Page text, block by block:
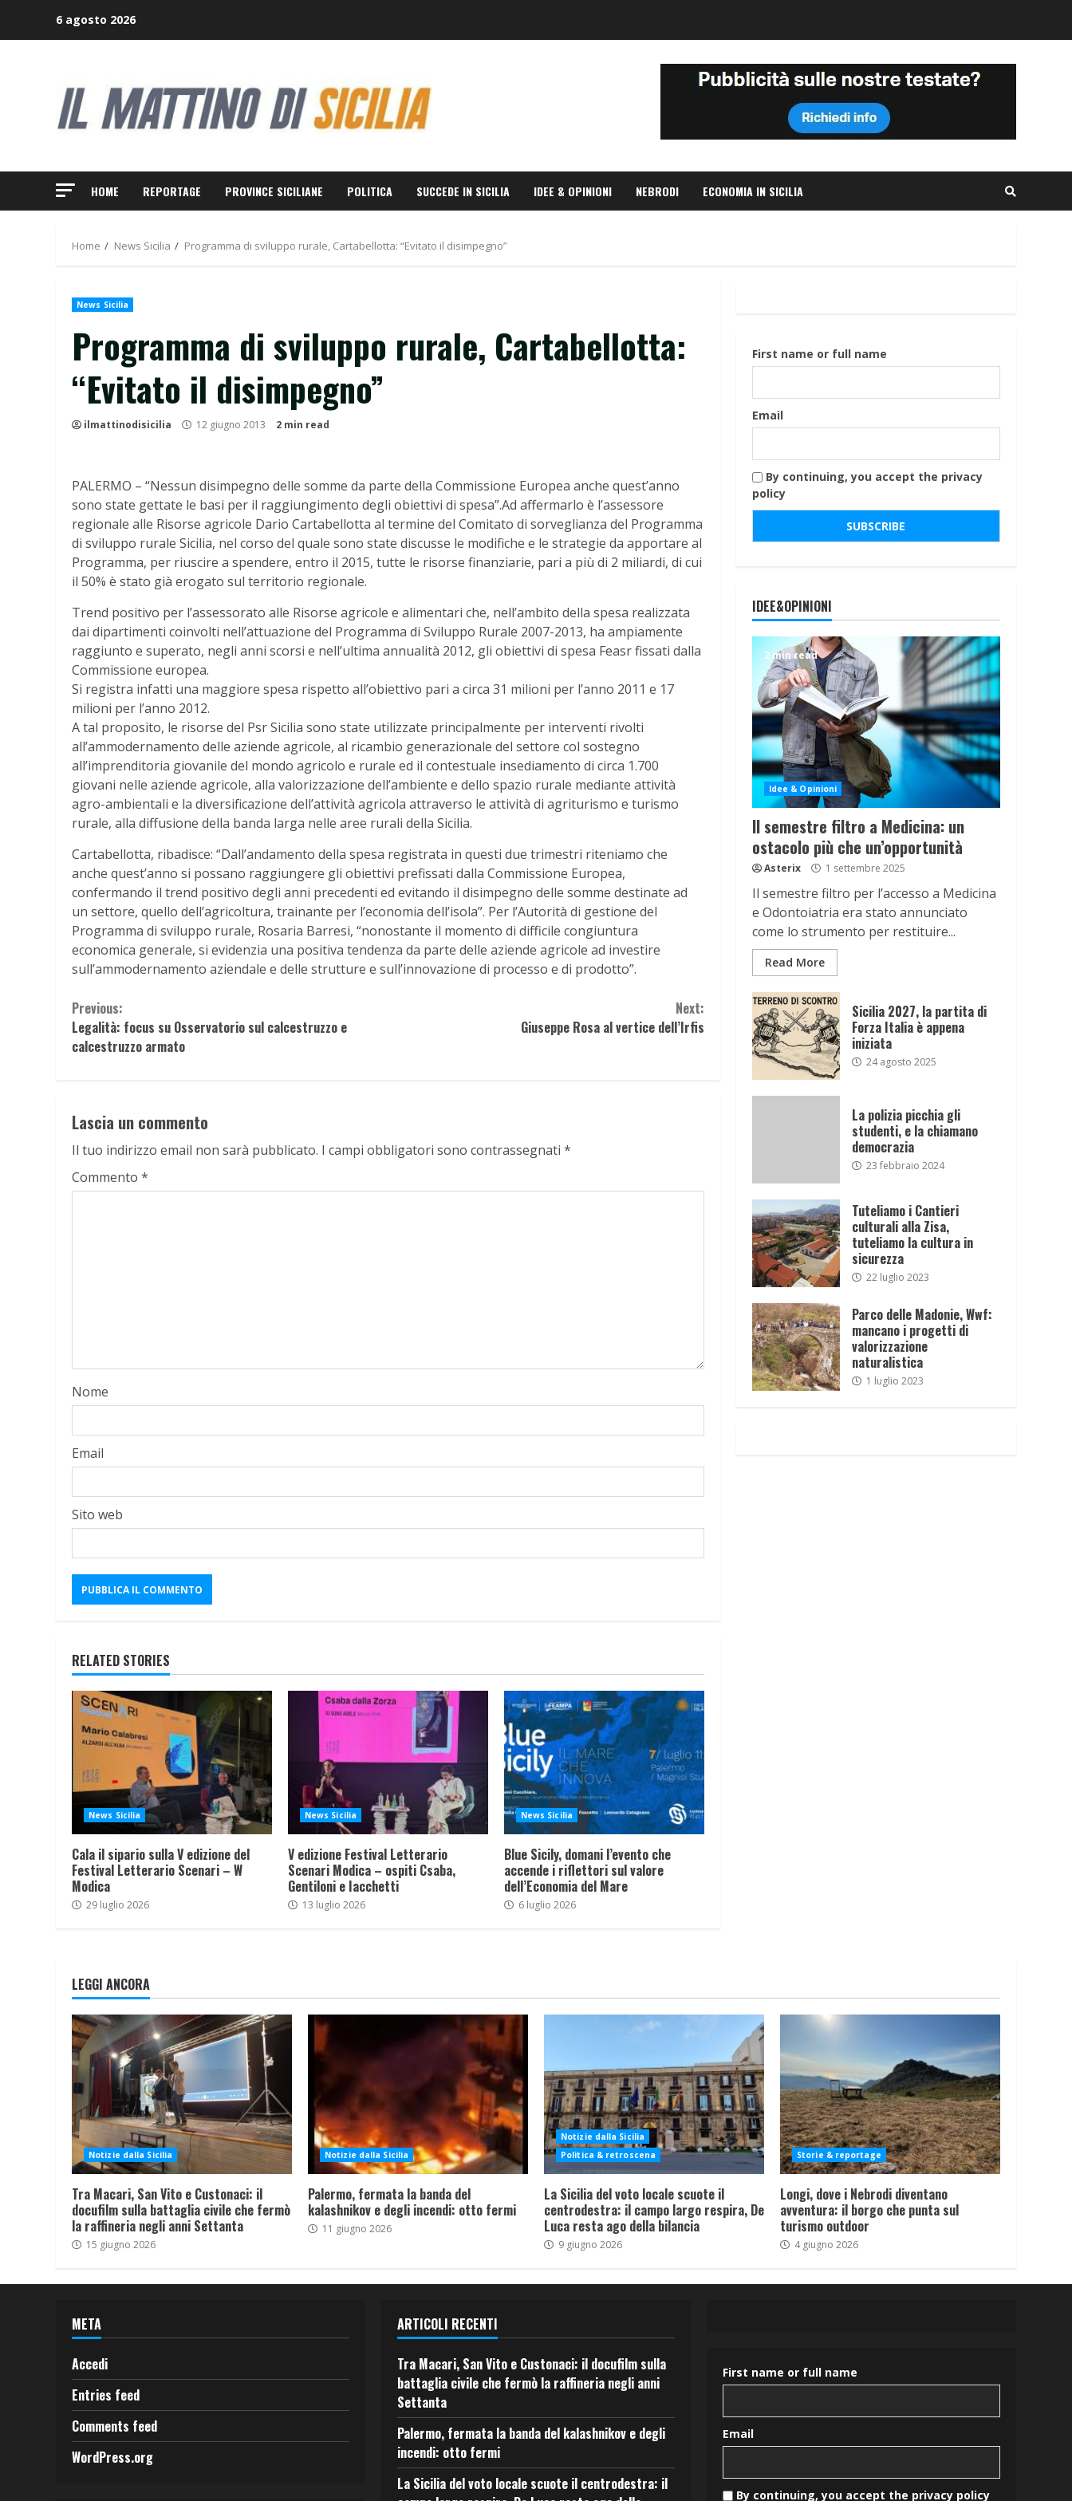
6 agosto 2026
HOME REPORTAGE PROVINCE SICILIANE POLITICA SUCCEDE IN SICILIA IDEE & OPINIONI NEBRODI ECONOMIA IN SICILIA
Home News Sicilia Programma di sviluppo rurale, Cartabellotta: “Evitato il disimpegno”
News Sicilia
Programma di sviluppo rurale, Cartabellotta:
“Evitato il disimpegno”
ilmattinodisicilia 12 giugno 2013 2 min read
PALERMO – “Nessun disimpegno delle somme da parte della Commissione Europea anche quest’anno
sono state gettate le basi per il raggiungimento degli obiettivi di spesa”.Ad affermarlo è l’assessore
regionale alle Risorse agricole Dario Cartabellotta al termine del Comitato di sorveglianza del Programma
di sviluppo rurale Sicilia, nel corso del quale sono state discusse le modifiche e le strategie da apportare al
Programma, per riuscire a spendere, entro il 2015, tutte le risorse finanziarie, pari a più di 2 miliardi, di cui
il 50% è stato già erogato sul territorio regionale.
Trend positivo per l’assessorato alle Risorse agricole e alimentari che, nell’ambito della spesa realizzata
dai dipartimenti coinvolti nell’attuazione del Programma di Sviluppo Rurale 2007-2013, ha ampiamente
raggiunto e superato, negli anni scorsi e nell’ultima annualità 2012, gli obiettivi di spesa Feasr fissati dalla
Commissione europea.
Si registra infatti una maggiore spesa rispetto all’obiettivo pari a circa 31 milioni per l’anno 2011 e 17
milioni per l’anno 2012.
A tal proposito, le risorse del Psr Sicilia sono state utilizzate principalmente per interventi rivolti
all’ammodernamento delle aziende agricole, al ricambio generazionale del settore col sostegno
all’imprenditoria giovanile del mondo agricolo e rurale ed il contestuale insediamento di circa 1.700
giovani nelle aziende agricole, alla valorizzazione dell’ambiente e dello spazio rurale mediante attività
agro-ambientali e la diversificazione dell’attività agricola attraverso le attività di agriturismo e turismo
rurale, alla diffusione della banda larga nelle aree rurali della Sicilia.
Cartabellotta, ribadisce: “Dall’andamento della spesa registrata in questi due trimestri riteniamo che
anche quest’anno si possano raggiungere gli obiettivi prefissati dalla Commissione Europea,
confermando il trend positivo degli anni precedenti ed evitando il disimpegno delle somme destinate ad
un settore, quello dell’agricoltura, trainante per l’economia dell’isola”. Per l’Autorità di gestione del
Programma di sviluppo rurale, Rosaria Barresi, “nonostante il momento di difficile congiuntura
economica generale, si evidenzia una positiva tendenza da parte delle aziende agricole ad investire
sull’ammodernamento aziendale e delle strutture e sull’innovazione di processo e di prodotto”.
Continue
Reading
Previous:
Legalità: focus su Osservatorio sul calcestruzzo e
calcestruzzo armato
Next:
Giuseppe Rosa al vertice dell’Irfis
Lascia un commento
Il tuo indirizzo email non sarà pubblicato. I campi obbligatori sono contrassegnati *
Commento *
Nome
Email
Sito web
RELATED STORIES
News Sicilia
Cala il sipario sulla V edizione del
Festival Letterario Scenari – W
Modica
29 luglio 2026
News Sicilia
V edizione Festival Letterario
Scenari Modica – ospiti Csaba,
Gentiloni e Iacchetti
13 luglio 2026
News Sicilia
Blue Sicily, domani l’evento che
accende i riflettori sul valore
dell’Economia del Mare
6 luglio 2026
First name or full name
Email
By continuing, you accept the privacy
policy
IDEE&OPINIONI
2 min read
Idee & Opinioni
Il semestre filtro a Medicina: un
ostacolo più che un’opportunità
Asterix 1 settembre 2025
Il semestre filtro per l’accesso a Medicina
e Odontoiatria era stato annunciato
come lo strumento per restituire...
Read More
Sicilia 2027, la partita di
Forza Italia è appena
iniziata
24 agosto 2025
La polizia picchia gli
studenti, e la chiamano
democrazia
23 febbraio 2024
Tuteliamo i Cantieri
culturali alla Zisa,
tuteliamo la cultura in
sicurezza
22 luglio 2023
Parco delle Madonie, Wwf:
mancano i progetti di
valorizzazione
naturalistica
1 luglio 2023
LEGGI ANCORA
Notizie dalla Sicilia
Tra Macari, San Vito e Custonaci: il
docufilm sulla battaglia civile che fermò
la raffineria negli anni Settanta
15 giugno 2026
Notizie dalla Sicilia
Palermo, fermata la banda del
kalashnikov e degli incendi: otto fermi
11 giugno 2026
Notizie dalla Sicilia
Politica & retroscena
La Sicilia del voto locale scuote il
centrodestra: il campo largo respira, De
Luca resta ago della bilancia
9 giugno 2026
Storie & reportage
Longi, dove i Nebrodi diventano
avventura: il borgo che punta sul
turismo outdoor
4 giugno 2026
META
Accedi
Entries feed
Comments feed
WordPress.org
ARTICOLI RECENTI
Tra Macari, San Vito e Custonaci: il docufilm sulla
battaglia civile che fermò la raffineria negli anni
Settanta
Palermo, fermata la banda del kalashnikov e degli
incendi: otto fermi
La Sicilia del voto locale scuote il centrodestra: il
First name or full name
Email
By continuing, you accept the privacy policy